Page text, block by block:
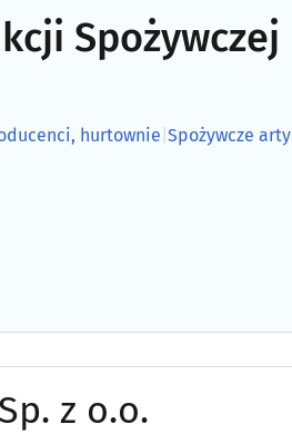
Spożywczej
hurtownie Spożywcze
z o.o.